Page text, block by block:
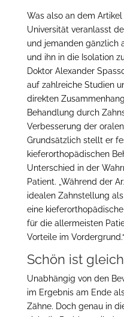
Was also an dem
Universität veranlasst
und jemanden gänzlich
und ihn in die Isolation
Doktor Alexander
auf zahlreiche Studien
direkten
Behandlung durch
Verbesserung der
Grundsätzlich stellt er
kieferorthopädischen
Unterschied in der
Patient. „Während der
idealen Zahnstellung
eine
für die allermeisten
Vorteile im Vordergrund.“
Schön ist
Unabhängig von den
im Ergebnis am Ende
Zähne. Doch genau in